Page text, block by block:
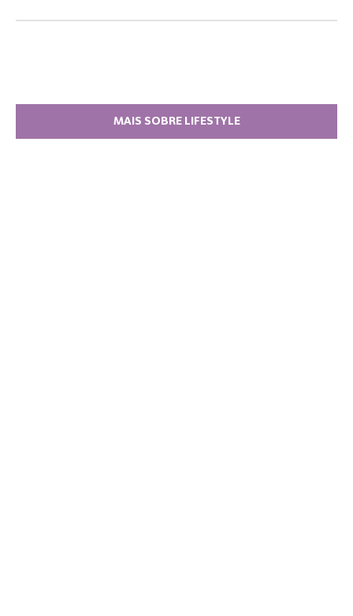
MAIS SOBRE LIFESTYLE